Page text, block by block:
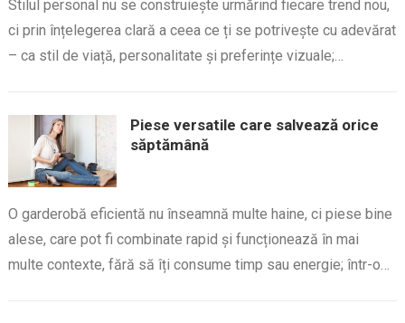
Stilul personal nu se construiește urmărind fiecare trend nou,
ci prin înțelegerea clară a ceea ce ți se potrivește cu adevărat
– ca stil de viață, personalitate și preferințe vizuale;…
Piese versatile care salvează orice
săptămână
O garderobă eficientă nu înseamnă multe haine, ci piese bine
alese, care pot fi combinate rapid și funcționează în mai
multe contexte, fără să îți consume timp sau energie; într-o…